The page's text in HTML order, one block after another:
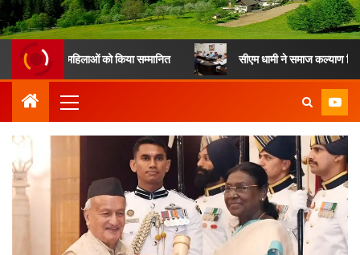
महिलाओं को किया सम्मानित सीएम धामी ने समाज कल्याण विभाग के